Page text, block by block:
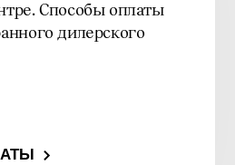
Способы оплаты
дилерского